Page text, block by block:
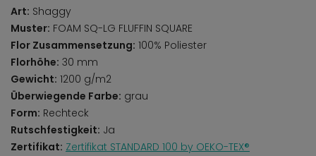
Art: Shaggy
Muster: FOAM SQ-LG FLUFFIN SQUARE
Flor Zusammensetzung: 100% Poliester
Florhöhe: 30 mm
Gewicht: 1200 g/m2
Überwiegende Farbe: grau
Form: Rechteck
Rutschfestigkeit: Ja
Zertifikat: Zertifikat STANDARD 100 by OEKO-TEX®